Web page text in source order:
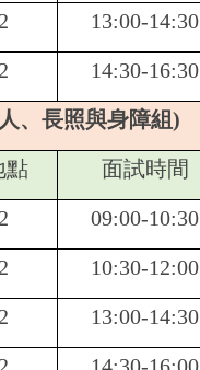
13:00-14:30
14:30-16:30
、長照與身障組)
點 面試時間
09:00-10:30
10:30-12:00
13:00-14:30